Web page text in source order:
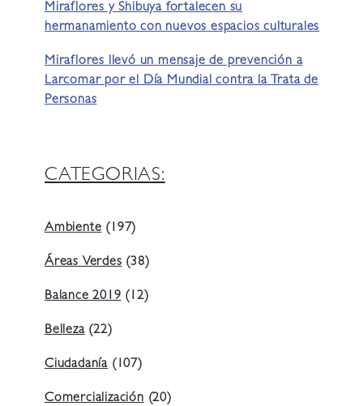
Miraflores y Shibuya fortalecen su
hermanamiento con nuevos espacios culturales
Miraflores llevó un mensaje de prevención a
Larcomar por el Día Mundial contra la Trata de
Personas
CATEGORIAS:
Ambiente (197)
Áreas Verdes (38)
Balance 2019 (12)
Belleza(22)
Ciudadanía (107)
Comercialización (20)